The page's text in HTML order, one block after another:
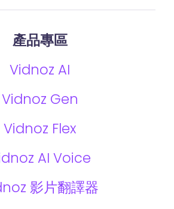
產品專區
Vidnoz AI
Vidnoz Gen
Vidnoz Flex
AI Voice
影片翻譯器